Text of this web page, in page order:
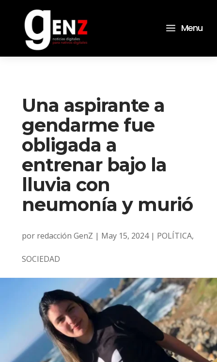
a Menu
Una aspirante a
gendarme fue
obligada a
entrenar bajo la
lluvia con
neumonía y murió
por redacción GenZ | May 15, 2024| POLÍTICA,
SOCIEDAD